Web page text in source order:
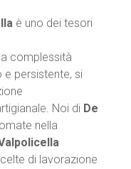
è uno dei tesori
complessità
persistente, si
Noi di De
nella
di lavorazione